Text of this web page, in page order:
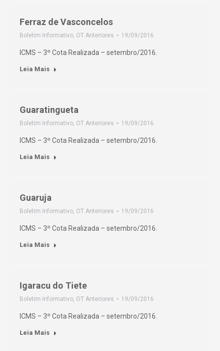
Ferraz de Vasconcelos
Boletim Informativo, OT Anteriores 19/09/2016
ICMS – 3º Cota Realizada – setembro/2016.
Leia Mais
Guaratingueta
Boletim Informativo, OT Anteriores 19/09/2016
ICMS – 3º Cota Realizada – setembro/2016.
Leia Mais
Guaruja
Boletim Informativo, OT Anteriores 19/09/2016
ICMS – 3º Cota Realizada – setembro/2016.
Leia Mais
Igaracu do Tiete
Boletim Informativo, OT Anteriores 19/09/2016
ICMS – 3º Cota Realizada – setembro/2016.
Leia Mais